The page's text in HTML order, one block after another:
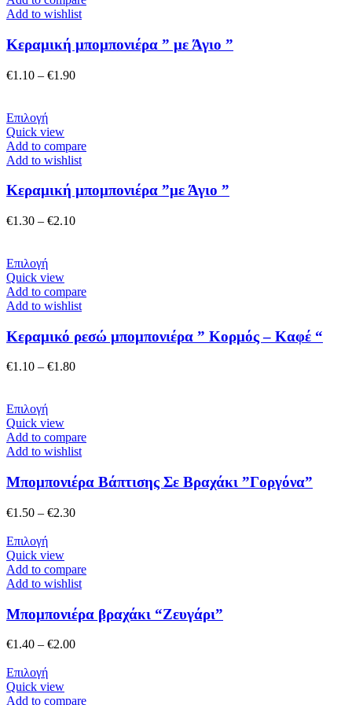
του
προϊόντος
έχει
παραλλαγές.
Οι
επιλογές
μπορούν
στη
σελίδα
του
προϊόντος
Add to wishlist
Κεραμική μπομπονιέρα ” με Άγιο ”
€1.10 – €1.90Price
ΕπιλογήΑυτό
το
προϊόν
έχει
παραλλαγές.
επιλογές
στη
σελίδα
του
προϊόντος
Quick view
Add to compare
Add to wishlist
Κεραμική μπομπονιέρα ”με Άγιο ”
€1.30 – €2.10Price
ΕπιλογήΑυτό
το
προϊόν
έχει
παραλλαγές.
Οι
επιλογές
στη
σελίδα
του
προϊόντος
Quick view
Add to compare
Add to wishlist
Κεραμικό ρεσώ μπομπονιέρα ” Κορμός – Καφέ “
€1.10 – €1.80Price
ΕπιλογήΑυτό
το
προϊόν
έχει
παραλλαγές.
Οι
επιλογές
μπορούν
επιλεγούν
στη
σελίδα
του
προϊόντος
Quick view
Add to compare
Add to wishlist
Μπομπονιέρα Βάπτισης Σε Βραχάκι ”Γοργόνα”
€1.50 – €2.30Price
€2.30
ΕπιλογήΑυτό
το
προϊόν
έχει
παραλλαγές.
Οι
επιλογές
επιλεγούν
στη
Quick view
Add to compare
Add to wishlist
Μπομπονιέρα βραχάκι “Ζευγάρι”
€1.40 – €2.00Price
€2.00
ΕπιλογήΑυτό
το
προϊόν
Quick view
Add to compare